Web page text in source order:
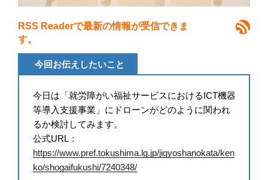
RSS Readerで最新の情報が受信できま
す。
あさぬま行政書士事務所 RSS
今回お伝えしたいこと
今日は「就労障がい福祉サービスにおけるICT機器
等導入支援事業」にドローンがどのように関われ
るか検討してみます。
公式URL：
https://www.pref.tokushima.lg.jp/jigyoshanokata/ken
ko/shogaifukushi/7240348/